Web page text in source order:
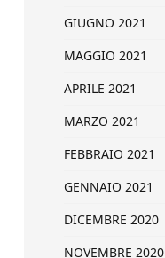
GIUGNO 2021
MAGGIO 2021
APRILE 2021
MARZO 2021
FEBBRAIO 2021
GENNAIO 2021
DICEMBRE 2020
NOVEMBRE 2020